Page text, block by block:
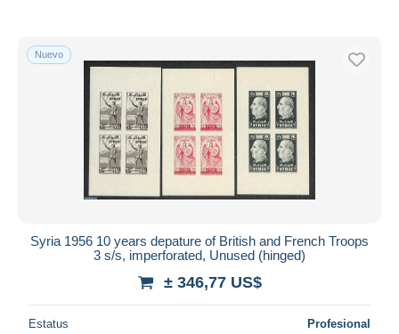
Nuevo
Syria 1956 10 years depature of British and French Troops
3 s/s, imperforated, Unused (hinged)
± 346,77 US$
Estatus Profesional